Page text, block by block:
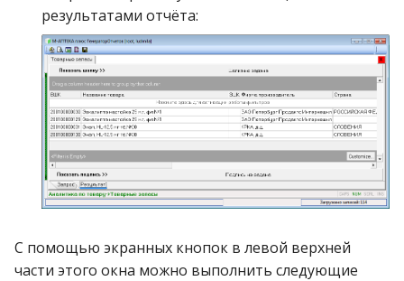
Реестр документов
Реестр документов
розничного склада
Реестр приходов от
поставщика
Реестр розничных цен
ТО
операции»
Модуль «Торговые
технологии»
Работа с остатками
Работа со сроками
годности
Работа с фасовкой
товара
Справочники
Услуги
результатами отчёта:
С помощью экранных кнопок в левой верхней
части этого окна можно выполнить следующие